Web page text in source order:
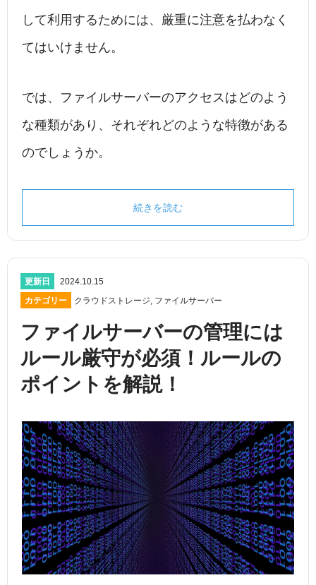
して利用するためには、厳重に注意を払わなく
てはいけません。
では、ファイルサーバーのアクセスはどのよう
な種類があり、それぞれどのような特徴がある
のでしょうか。
続きを読む
更新日
2024.10.15
カテゴリー
クラウドストレージ, ファイルサーバー
ファイルサーバーの管理には
ルール厳守が必須！ルールの
ポイントを解説！